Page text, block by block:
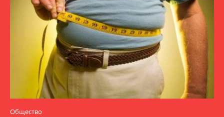
Общество